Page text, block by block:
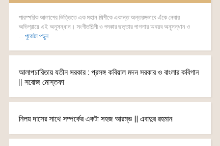
পারস্পরিক আলাপের ভিত্তিতে এক মহান শিল্পীকে একান্ত অন্তরঙ্গভাবে এঁকে নেবার
অভিপ্রায়ে এই অনুসন্ধান। সংগীতশিল্পী ও পদকার ছত্তার পাগলার অবয়ব অনুসন্ধান ও
পুরোটা পড়ুন
আলাপচারিতায় যতীন সরকার : প্রসঙ্গ কবিয়াল মদন সরকার ও বাংলার কবিগান
|| সরোজ মোস্তফা
নিলয় দাসের সাথে সম্পর্কের একটা সহজ আরম্ভ || এবাদুর রহমান